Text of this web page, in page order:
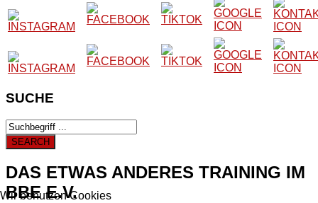
SUCHE
DAS ETWAS ANDERES TRAINING IM
BBE E.V.
Wir benutzen Cookies